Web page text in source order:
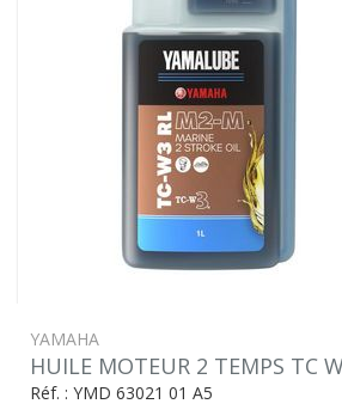
YAMAHA
HUILE MOTEUR 2 TEMPS TC
Réf. : YMD 63021 01 A5